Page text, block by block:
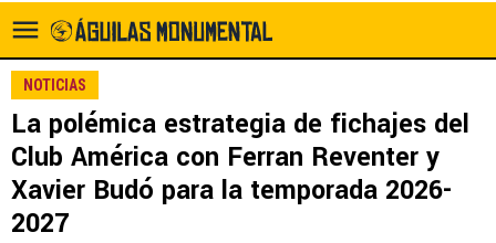
NOTICIAS
La polémica estrategia de fichajes del
Club América con Ferran Reventer y
Xavier Budó para la temporada 2026-
2027